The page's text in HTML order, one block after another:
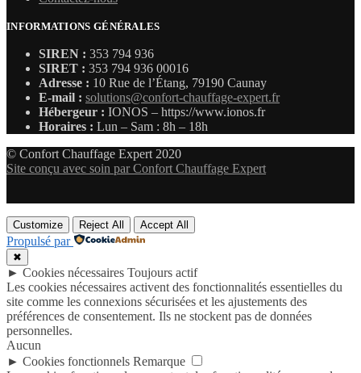
INFORMATIONS GÉNÉRALES
SIREN : 353 794 936
SIRET : 353 794 936 00016
Adresse : 10 Rue de l’Étang, 79190 Caunay
E-mail : solutions@confort-chauffage-expert.fr
Hébergeur : IONOS – https://www.ionos.fr
Horaires : Lun – Sam : 8h – 18h
© Confort Chauffage Expert 2020
Site conçu avec soin par Confort Chauffage Expert
Customize Reject All Accept All
Propulsé par
✖
► Cookies nécessaires Toujours actif
Les cookies nécessaires activent des fonctionnalités essentielles du
site comme les connexions sécurisées et les ajustements des
préférences de consentement. Ils ne stockent pas de données
personnelles.
Aucun
► Cookies fonctionnels Remarque